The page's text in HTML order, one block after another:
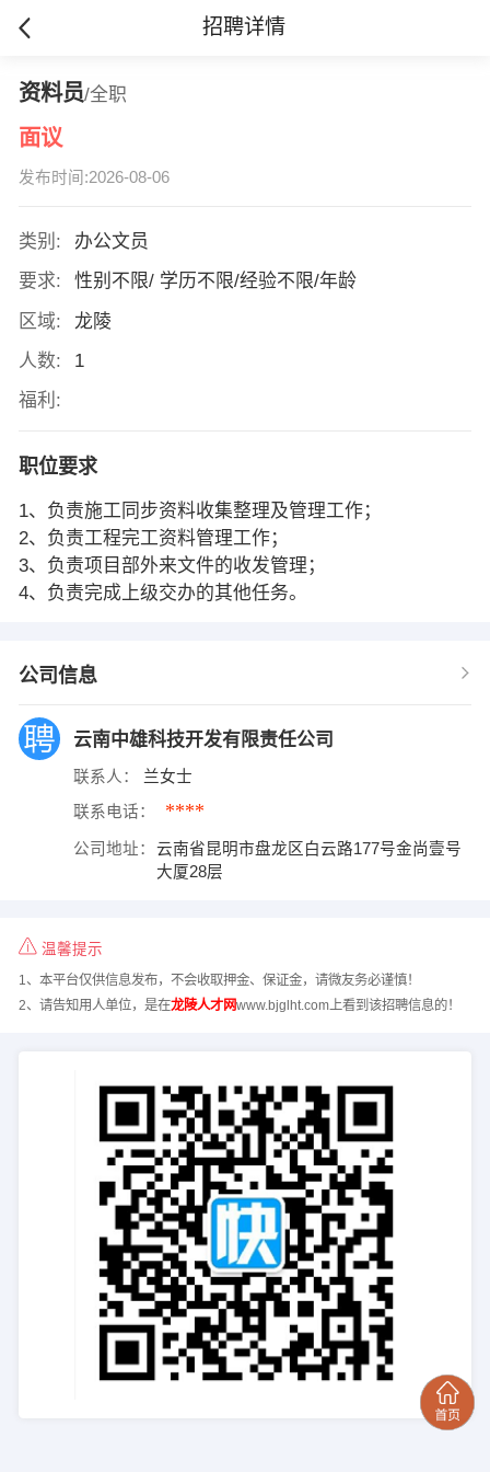
招聘详情
资料员/全职
面议
发布时间:2026-08-06
类别:
办公文员
要求:
性别不限/ 学历不限/经验不限/年龄
区域:
龙陵
人数:
1
福利:
职位要求
1、负责施工同步资料收集整理及管理工作；
2、负责工程完工资料管理工作；
3、负责项目部外来文件的收发管理；
4、负责完成上级交办的其他任务。
公司信息
云南中雄科技开发有限责任公司
联系人： 兰女士
联系电话： ****
公司地址：
云南省昆明市盘龙区白云路177号金尚壹号
大厦28层
温馨提示
1、本平台仅供信息发布，不会收取押金、保证金，请微友务必谨慎！
2、请告知用人单位，是在龙陵人才网www.bjglht.com上看到该招聘信息的！